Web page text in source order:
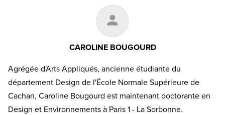
CAROLINE BOUGOURD
Agrégée d'Arts Appliqués, ancienne étudiante du
département Design de l'École Normale Supérieure de
Cachan, Caroline Bougourd est maintenant doctorante en
Design et Environnements à Paris 1 - La Sorbonne.